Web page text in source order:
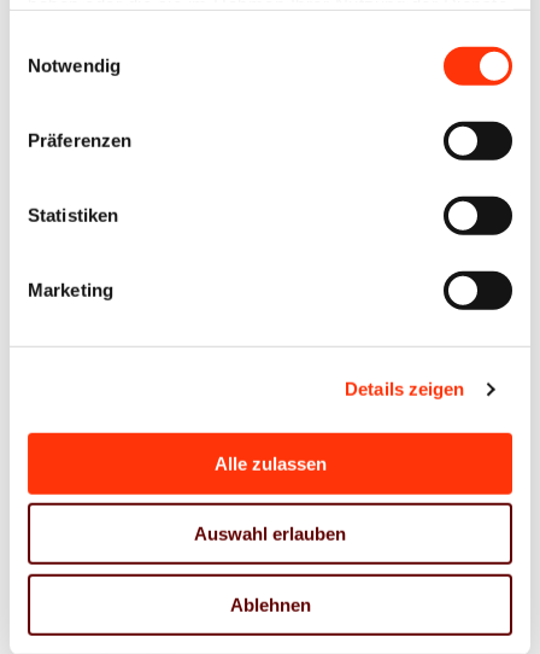
Notwendig
Präferenzen
Statistiken
Marketing
Details zeigen
Alle zulassen
Auswahl erlauben
Ablehnen
Weitere
Ansprechpartner
Silke